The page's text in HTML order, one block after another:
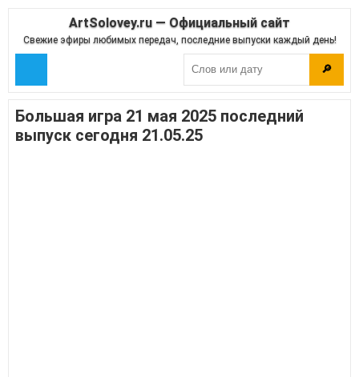
ArtSolovey.ru — Официальный сайт
Свежие эфиры любимых передач, последние выпуски каждый день!
🔎
Большая игра 21 мая 2025 последний
выпуск сегодня 21.05.25